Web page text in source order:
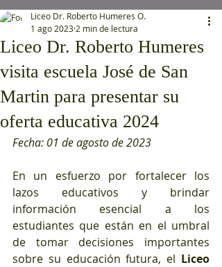
Liceo Dr. Roberto Humeres
visita escuela José de San
Martin para presentar su
oferta educativa 2024
Liceo Dr. Roberto Humeres O.
1 ago 2023 2 min de lectura
Fecha: 01 de agosto de 2023
En un esfuerzo por fortalecer los
lazos educativos y brindar
información esencial a los
estudiantes que están en el umbral
de tomar decisiones importantes
sobre su educación futura, el Liceo